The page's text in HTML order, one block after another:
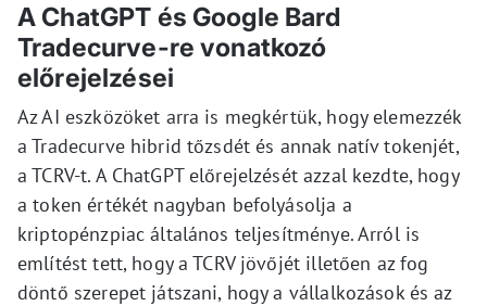
A ChatGPT és Google Bard
Tradecurve-re vonatkozó
előrejelzései
Az AI eszközöket arra is megkértük, hogy elemezzék
a Tradecurve hibrid tőzsdét és annak natív tokenjét,
a TCRV-t. A ChatGPT előrejelzését azzal kezdte, hogy
a token értékét nagyban befolyásolja a
kriptopénzpiac általános teljesítménye. Arról is
említést tett, hogy a TCRV jövőjét illetően az fog
döntő szerepet játszani, hogy a vállalkozások és az